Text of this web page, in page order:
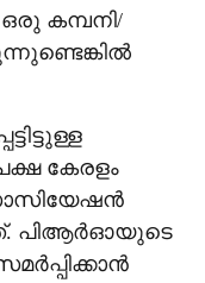
കമ്പനി/
കേരളം
പിആര്‍ഓയുടെ